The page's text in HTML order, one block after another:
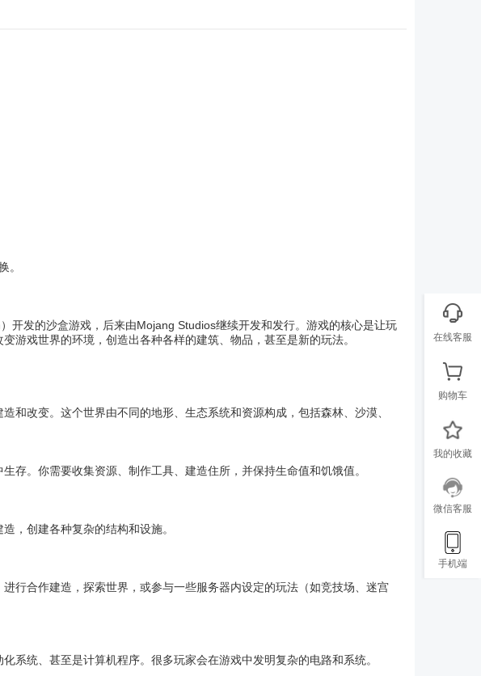
。
开发的沙盒游戏，后来由Mojang Studios继续开发和发行。游戏的核心是让玩
游戏世界的环境，创造出各种各样的建筑、物品，甚至是新的玩法。
和改变。这个世界由不同的地形、生态系统和资源构成，包括森林、沙漠、
存。你需要收集资源、制作工具、建造住所，并保持生命值和饥饿值。
，创建各种复杂的结构和设施。
行合作建造，探索世界，或参与一些服务器内设定的玩法（如竞技场、迷宫
系统、甚至是计算机程序。很多玩家会在游戏中发明复杂的电路和系统。
在线客服
购物车
我的收藏
微信客服
手机端